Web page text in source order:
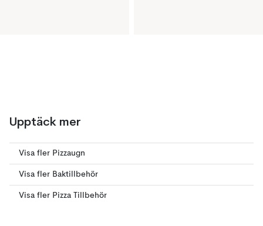
Upptäck mer
Visa fler Pizzaugn
Visa fler Baktillbehör
Visa fler Pizza Tillbehör